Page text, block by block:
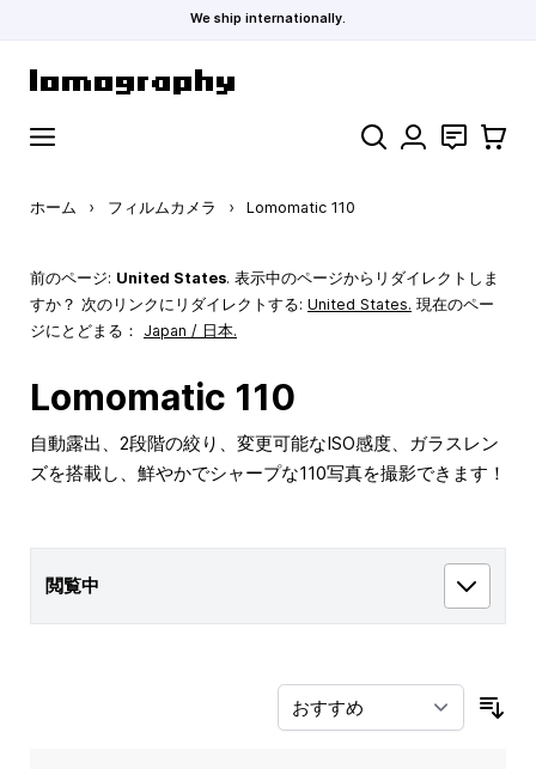
We ship internationally.
検索 お問い合わ
カート
ホーム › フィルムカメラ › Lomomatic 110
前のページ: United States. 表示中のページからリダイレクトしま
すか？ 次のリンクにリダイレクトする: United States. 現在のペー
ジにとどまる： Japan / 日本.
Lomomatic 110
自動露出、2段階の絞り、変更可能なISO感度、ガラスレン
ズを搭載し、鮮やかでシャープな110写真を撮影できます！
閲覧中